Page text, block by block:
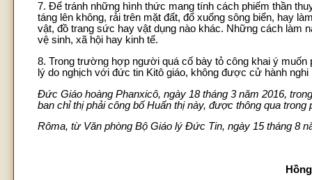
7. Để tránh những hình thức mang tính cách phiếm thần
táng lên không, rải trên mặt đất, đổ xuống sông biển, hay
vật, đồ trang sức hay vật dụng nào khác. Những cách làm
vệ sinh, xã hội hay kinh tế.
8. Trong trường hợp người quá cố bày tỏ công khai ý
lý do nghịch với đức tin Kitô giáo, không được cử hành
Đức Giáo hoàng Phanxicô, ngày 18 tháng 3 năm 2016,
ban chỉ thị phải công bố Huấn thị này, được thông qua
Rôma, từ Văn phòng Bộ Giáo lý Đức Tin, ngày 15 tháng 8